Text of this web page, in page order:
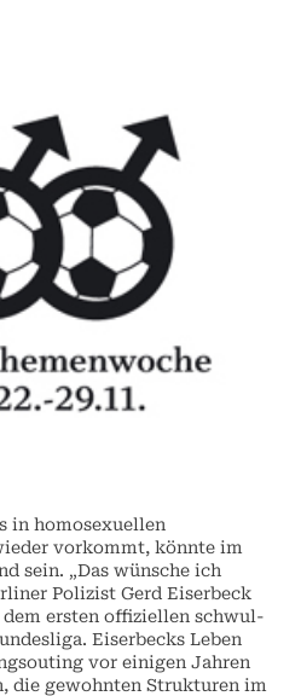
in homosexuellen
vorkommt, könnte im
sein. „Das wünsche ich
Polizist Gerd Eiserbeck
dem ersten offiziellen schwul-
Eiserbecks Leben
vor einigen Jahren
die gewohnten Strukturen im